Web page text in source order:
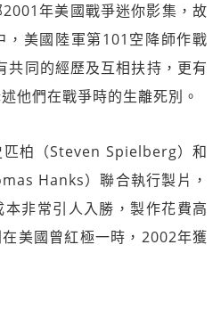
2001年美國戰爭迷你影集，故
，美國陸軍第101空降師作戰
同的經歷及互相扶持，更有
他們在戰爭時的生離死別。
匹柏（Steven Spielberg）和
Hanks）聯合執行製片，
非常引人入勝，製作花費高
美國曾紅極一時，2002年獲